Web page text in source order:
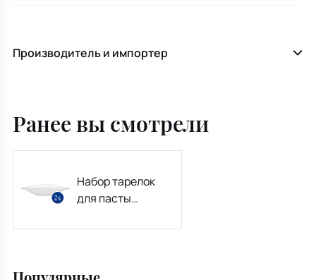
Производитель и импортер
Ранее вы смотрели
Набор тарелок
для пасты
шт